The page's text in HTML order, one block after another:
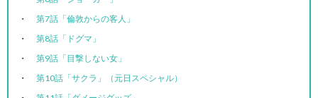
第7話「倫敦からの客人」
第8話「ドグマ」
第9話「目撃しない女」
第10話「サクラ」（元日スペシャル）